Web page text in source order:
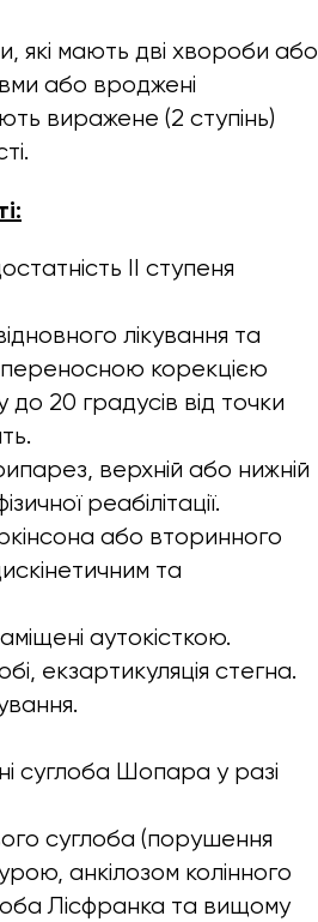
які мають дві хвороби або
або вроджені
виражене (2 ступінь)
II ступеня
лікування та
переносною корекцією
20 градусів від точки
верхній або нижній
реабілітації.
або вторинного
та
аутокісткою.
екзартикуляція стегна.
суглоба Шопара у разі
суглоба (порушення
анкілозом колінного
Лісфранка та вищому